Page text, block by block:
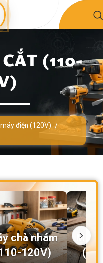
(110-
điện (120V) /
chà nhám
120V)
Máy